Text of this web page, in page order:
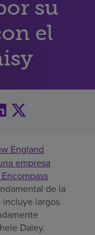
o
a
o
su
el
England
empresa
de la
largos
Daley.